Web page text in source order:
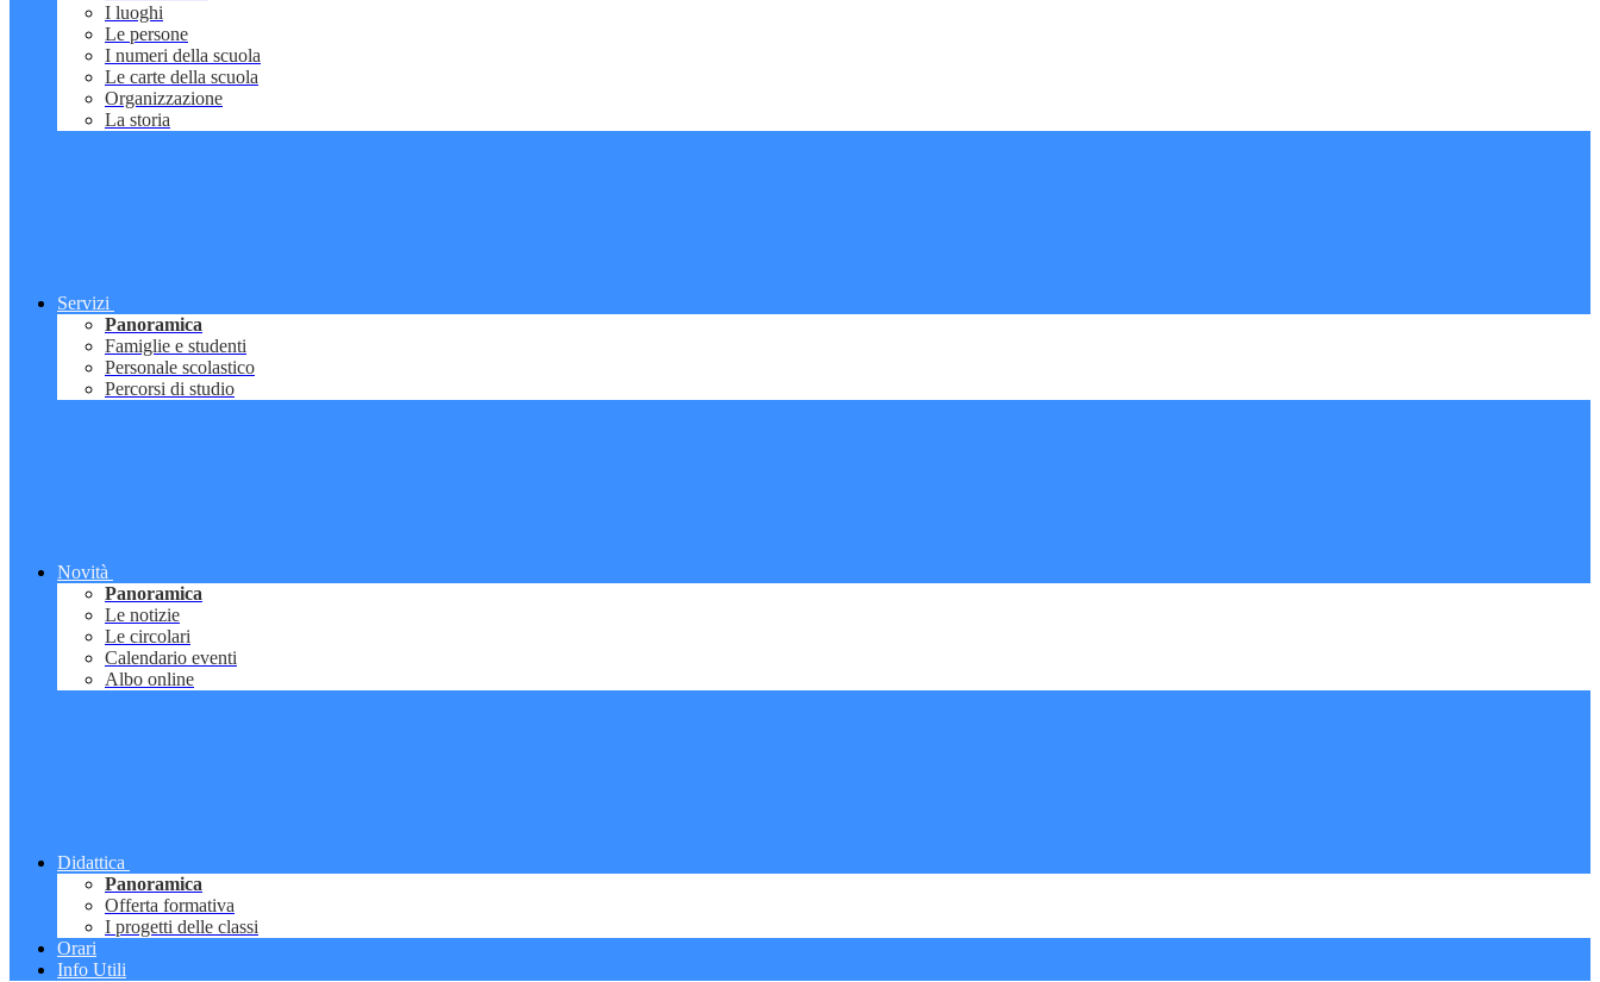
I luoghi
Le persone
I numeri della scuola
Le carte della scuola
Organizzazione
La storia
Servizi
Panoramica
Famiglie e studenti
Personale scolastico
Percorsi di studio
Novità
Panoramica
Le notizie
Le circolari
Calendario eventi
Albo online
Didattica
Panoramica
Offerta formativa
I progetti delle classi
Orari
Info Utili